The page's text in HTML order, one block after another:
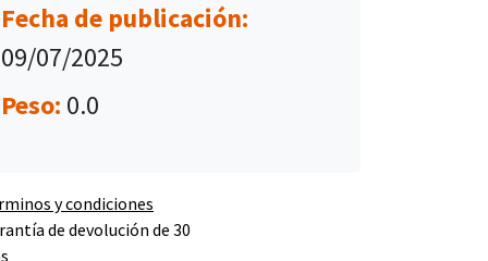
Fecha de publicación:
09/07/2025
Peso: 0.0
y condiciones
de devolución de 30